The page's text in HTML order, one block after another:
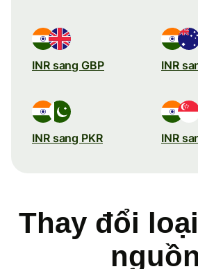
INR sang GBP INR
INR sang PKR INR
Thay đổi
nguồn